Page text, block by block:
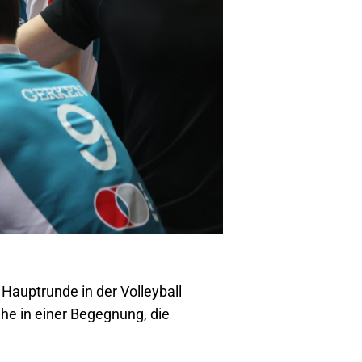
in der Volleyball
in einer Begegnung, die